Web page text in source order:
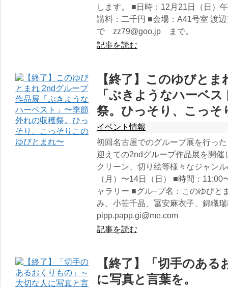
します。 ■日時：12月21日（日）
講料：二千円 ■会場：A41号室 渡
で zz79@goo.jp まで。
記事を読む
【終了】このゆびと
「ぶきようなハーベ
祭。ひっそり、こっそ
イベント情報
初回名古屋でのグループ展を行っ
迎えての2ndグループ作品展を開
クリーン、切り絵等様々なジャン
（月）〜14日（日） ■時間：
ャラリー ■グル−プ名：このゆびと
み、小笹千晶、冨安麻衣子、錦織
pipp.papp.gi@me.com
記事を読む
【終了】「切手のあ
に写真と言葉を。